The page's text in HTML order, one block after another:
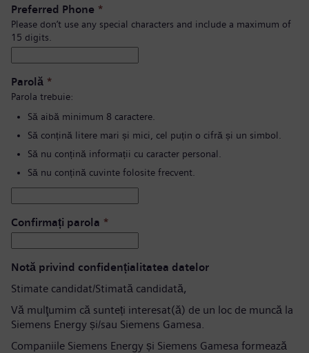
Preferred Phone *
Please don’t use any special characters and include a maximum of
15 digits.
Parolă *
Parola trebuie:
Să aibă minimum 8 caractere.
Să conțină litere mari și mici, cel puțin o cifră și un simbol.
Să nu conțină informații cu caracter personal.
Să nu conțină cuvinte folosite frecvent.
Confirmați parola *
Notă privind confidențialitatea datelor
Stimate candidat/Stimată candidată,
Vă mulţumim că sunteți interesat(ă) de un loc de muncă la
Siemens Energy și/sau Siemens Gamesa.
Companiile Siemens Energy și Siemens Gamesa formează